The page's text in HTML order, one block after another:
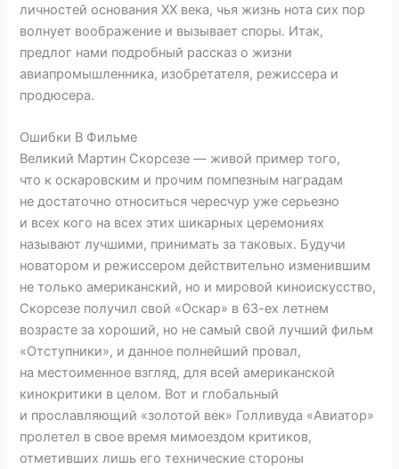
личностей основания ХХ века, чья жизнь нота сих пор
волнует воображение и вызывает споры. Итак,
предлог нами подробный рассказ о жизни
авиапромышленника, изобретателя, режиссера и
продюсера.
Ошибки В Фильме
Великий Мартин Скорсезе — живой пример того,
что к оскаровским и прочим помпезным наградам
не достаточно относиться чересчур уже серьезно
и всех кого на всех этих шикарных церемониях
называют лучшими, принимать за таковых. Будучи
новатором и режиссером действительно изменившим
не только американский, но и мировой киноискусство,
Скорсезе получил свой «Оскар» в 63-ех летнем
возрасте за хороший, но не самый свой лучший фильм
«Отступники», и данное полнейший провал,
на местоименное взгляд, для всей американской
кинокритики в целом. Вот и глобальный
и прославляющий «золотой век» Голливуда «Авиатор»
пролетел в свое время мимоездом критиков,
отметивших лишь его технические стороны